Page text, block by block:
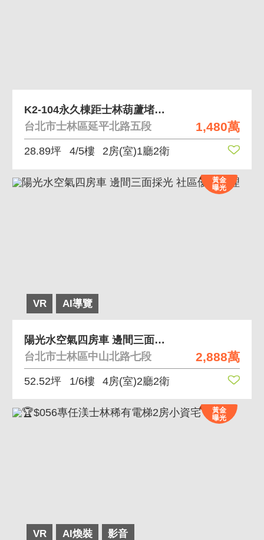
1,480萬
K2-104永久棟距士林葫蘆堵邊間一手公寓
台北市士林區延平北路五段
28.89坪 4/5樓 2房(室)1廳2衛
VR AI導覽
黃金
曝光
2,888萬
陽光水空氣四房車 邊間三面採光 社區優質管理
台北市士林區中山北路七段
52.52坪 1/6樓 4房(室)2廳2衛
VR AI煥裝 影音
黃金
曝光